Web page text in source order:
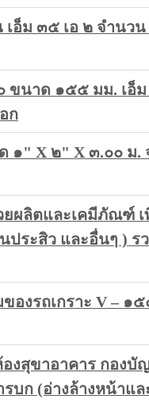
อ็ม ๓๕ เอ ๒ จำนวน
ขนาด ๑๕๕ มม. เอ็
ก
๑" X ๒" X ๓.๐๐ ม.
ยผลิตและเคมีภัณฑ์ เ
ประสิว และอื่นๆ ) ร
องรถเกราะ V – ๑
งสุขาอาคาร กองบั
บก (อ่างล้างหน้าแล